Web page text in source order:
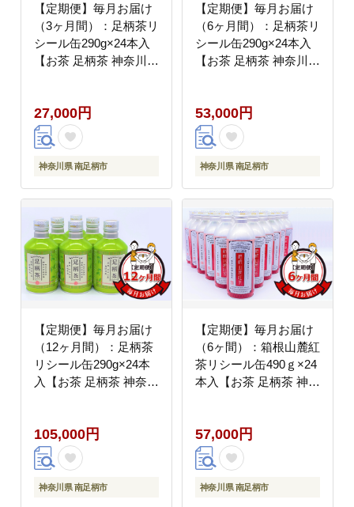
【定期便】毎月お届け
（3ヶ月間）：足柄茶リ
シール缶290g×24本入
【お茶 足柄茶 神奈川県
27,000円
神奈川県 南足柄市
【定期便】毎月お届け
（6ヶ月間）：足柄茶リ
シール缶290g×24本入
【お茶 足柄茶 神奈川県
53,000円
神奈川県 南足柄市
【定期便】毎月お届け
（12ヶ月間）：足柄茶
リシール缶290g×24本
入【お茶 足柄茶 神奈川
105,000円
神奈川県 南足柄市
【定期便】毎月お届け
（6ヶ間）：箱根山麓紅
茶リシール缶490ｇ×24
本入【お茶 足柄茶 神奈
57,000円
神奈川県 南足柄市